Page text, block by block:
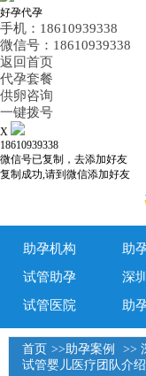
好孕代孕
手机：18610939338
微信号：18610939338
返回首页
代孕套餐
供卵咨询
一键拨号
X
18610939338
微信号已复制，去添加好友
复制成功,请到微信添加好友
助孕机构 助
试管助孕
深
试管医院
助
首页 >> 助孕案例
>>
试管婴儿医疗团队介